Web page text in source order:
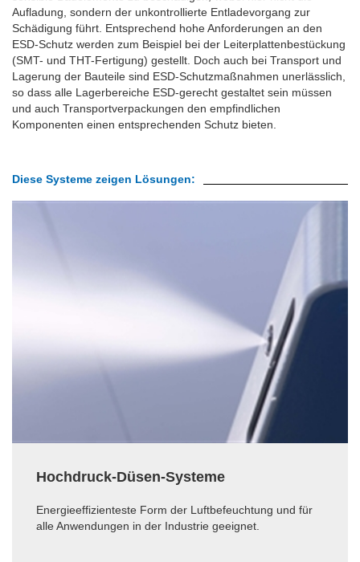
Aufladung, sondern der unkontrollierte Entladevorgang zur
Schädigung führt. Entsprechend hohe Anforderungen an den
ESD-Schutz werden zum Beispiel bei der Leiterplattenbestückung
(SMT- und THT-Fertigung) gestellt. Doch auch bei Transport und
Lagerung der Bauteile sind ESD-Schutzmaßnahmen unerlässlich,
so dass alle Lagerbereiche ESD-gerecht gestaltet sein müssen
und auch Transportverpackungen den empfindlichen
Komponenten einen entsprechenden Schutz bieten.
Diese Systeme zeigen Lösungen:
Hochdruck-Düsen-Systeme
Energieeffizienteste Form der Luftbefeuchtung und für
alle Anwendungen in der Industrie geeignet.